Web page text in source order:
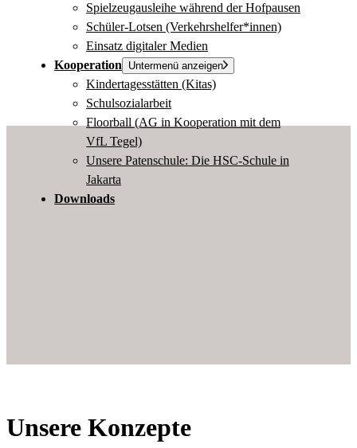
Spielzeugausleihe während der Hofpausen
Schüler-Lotsen (Verkehrshelfer*innen)
Einsatz digitaler Medien
Kooperation
Untermenü anzeigen
Kindertagesstätten (Kitas)
Schulsozialarbeit
Floorball (AG in Kooperation mit dem
VfL Tegel)
Unsere Patenschule: Die HSC-Schule in
Jakarta
Downloads
Unsere Konzepte